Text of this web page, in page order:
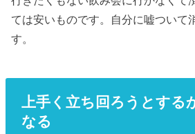
ては安いものです。自分に嘘ついて
す。
上手く立ち回ろうとする
なる